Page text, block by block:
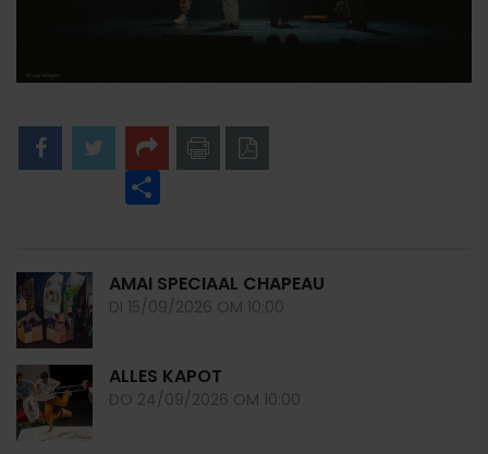
Twitter
AMAI SPECIAAL CHAPEAU
DI 15/09/2026 OM 10:00
ALLES KAPOT
DO 24/09/2026 OM 10:00